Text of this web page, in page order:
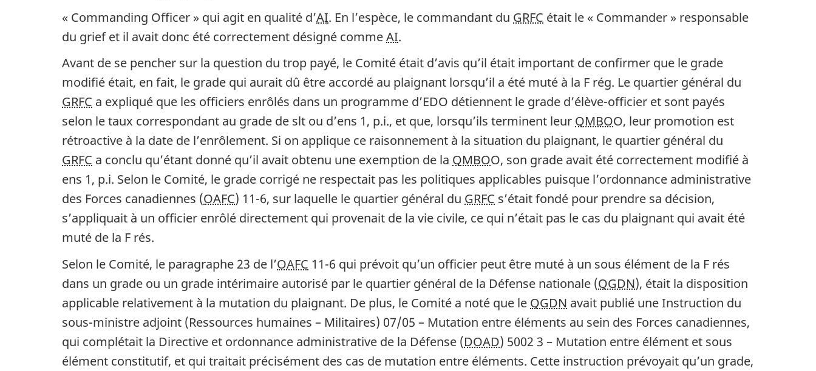
« Commanding Officer » qui agit en qualité d’AI. En l’espèce, le commandant du GRFC était le « Commander » responsable
du grief et il avait donc été correctement désigné commeAI.
Avant de se pencher sur la question du trop payé, le Comité était d’avis qu’il était important de confirmer que le grade
modifié était, en fait, le grade qui aurait dû être accordé au plaignant lorsqu’il a été muté à la F rég. Le quartier général du
GRFC a expliqué que les officiers enrôlés dans un programme d’EDO détiennent le grade d’élève-officier et sont payés
selon le taux correspondant au grade de slt ou d’ens 1, p.i., et que, lorsqu’ils terminent leur QMBOO, leur promotion est
rétroactive à la date de l’enrôlement. Si on applique ce raisonnement à la situation du plaignant, le quartier général du
GRFC a conclu qu’étant donné qu’il avait obtenu une exemption de la QMBOO, son grade avait été correctement modifié à
ens 1, p.i. Selon le Comité, le grade corrigé ne respectait pas les politiques applicables puisque l’ordonnance administrative
des Forces canadiennes (OAFC) 11-6, sur laquelle le quartier général du GRFC s’était fondé pour prendre sa décision,
s’appliquait à un officier enrôlé directement qui provenait de la vie civile, ce qui n’était pas le cas du plaignant qui avait été
muté de la F rés.
Selon le Comité, le paragraphe 23 de l’OAFC 11-6 qui prévoit qu’un officier peut être muté à un sous élément de la F rés
dans un grade ou un grade intérimaire autorisé par le quartier général de la Défense nationale (QGDN), était la disposition
applicable relativement à la mutation du plaignant. De plus, le Comité a noté que le QGDN avait publié une Instruction du
sous-ministre adjoint (Ressources humaines – Militaires) 07/05 – Mutation entre éléments au sein des Forces canadiennes,
qui complétait la Directive et ordonnance administrative de la Défense (DOAD) 5002 3 – Mutation entre élément et sous
élément constitutif, et qui traitait précisément des cas de mutation entre éléments. Cette instruction prévoyait qu’un grade,